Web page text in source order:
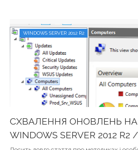
WINDOWS SERVER 2012 R2
СХВАЛЕННЯ ОНОВЛЕНЬ НА
WINDOWS SERVER 2012 R2